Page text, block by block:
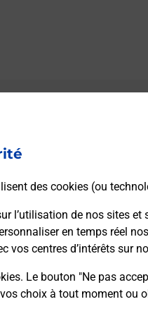
des cookies (ou
l’utilisation de nos sites et
en temps réel
vos centres d’intérêts sur
Le bouton "Ne pas
choix à tout moment ou
253 Route De Tauriers